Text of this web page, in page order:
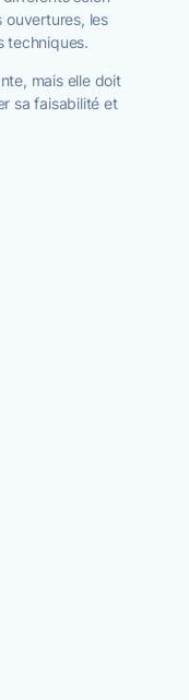
ouvertures, les
techniques.
mais elle doit
sa faisabilité et